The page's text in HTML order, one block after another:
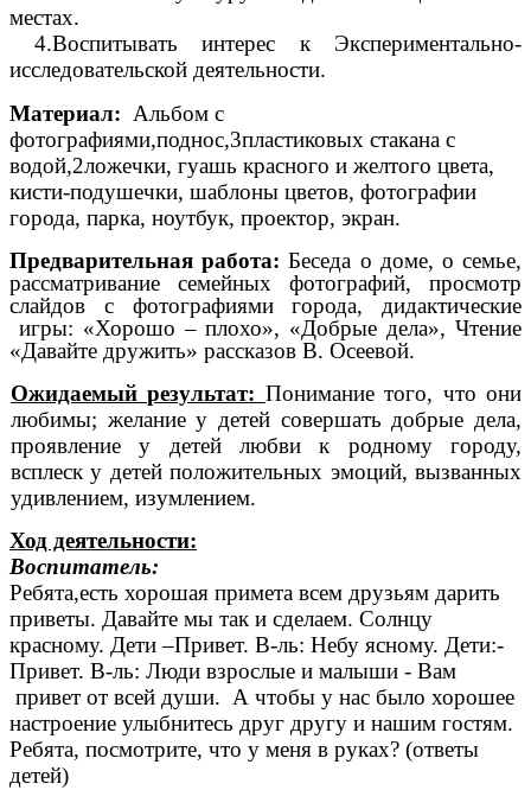
местах.
4.Воспитывать интерес к Экспериментально-
исследовательской деятельности.
Материал: Альбом с
фотографиями,поднос,3пластиковых стакана с
водой,2ложечки, гуашь красного и желтого цвета,
кисти-подушечки, шаблоны цветов, фотографии
города, парка, ноутбук, проектор, экран.
Предварительная работа: Беседа о доме, о семье,
рассматривание семейных фотографий, просмотр
слайдов с фотографиями города, дидактические
игры: «Хорошо – плохо», «Добрые дела», Чтение
«Давайте дружить» рассказов В. Осеевой.
Ожидаемый результат: Понимание того, что они
любимы; желание у детей совершать добрые дела,
проявление у детей любви к родному городу,
всплеск у детей положительных эмоций, вызванных
удивлением, изумлением.
Ход деятельности:
Воспитатель:
Ребята,есть хорошая примета всем друзьям дарить
приветы. Давайте мы так и сделаем. Солнцу
красному. Дети –Привет. В-ль: Небу ясному. Дети:-
Привет. В-ль: Люди взрослые и малыши - Вам
привет от всей души. А чтобы у нас было хорошее
настроение улыбнитесь друг другу и нашим гостям.
Ребята, посмотрите, что у меня в руках? (ответы
детей)